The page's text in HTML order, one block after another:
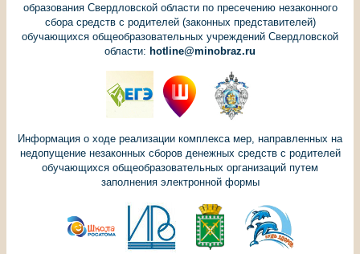
образования Свердловской области по пресечению незаконного
сбора средств с родителей (законных представителей)
обучающихся общеобразовательных учреждений Свердловской
области: hotline@minobraz.ru
Информация о ходе реализации комплекса мер, направленных на
недопущение незаконных сборов денежных средств с родителей
обучающихся общеобразовательных организаций путем
заполнения электронной формы